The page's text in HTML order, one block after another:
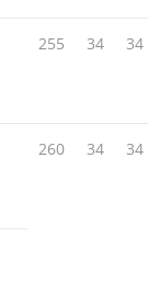
255 34 34
260 34 34